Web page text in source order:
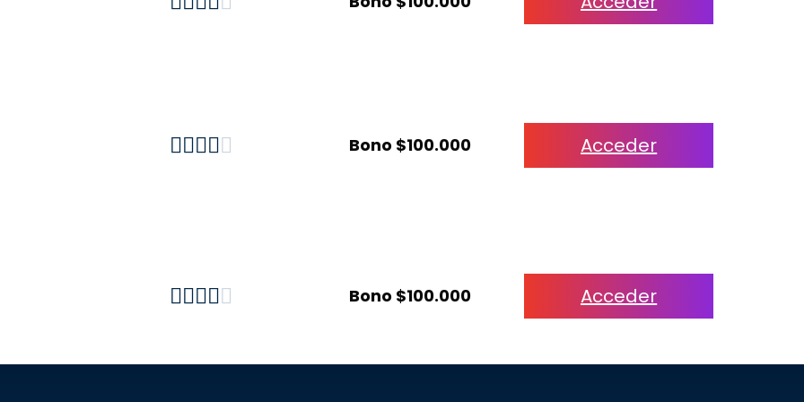
 Bono $100.000 Acceder
     Bono $100.000 Acceder